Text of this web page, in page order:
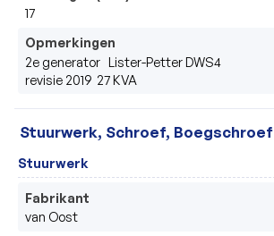
17
Opmerkingen
2e generator   Lister-Petter DWS4
revisie 2019  27 KVA
Stuurwerk, Schroef, Boegschroef
Stuurwerk
Fabrikant
van Oost